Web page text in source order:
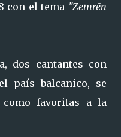
con el tema "Zemrën
dos cantantes con
país balcanico, se
favoritas a la